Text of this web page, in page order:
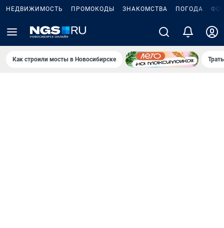
НЕДВИЖИМОСТЬ ПРОМОКОДЫ ЗНАКОМСТВА ПОГОДА
Как строили мосты в Новосибирске